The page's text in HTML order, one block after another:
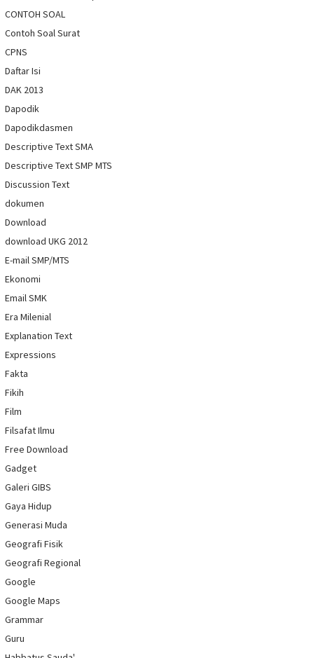
CONTOH SOAL
Contoh Soal Surat
CPNS
Daftar Isi
DAK 2013
Dapodik
Dapodikdasmen
Descriptive Text SMA
Descriptive Text SMP MTS
Discussion Text
dokumen
Download
download UKG 2012
E-mail SMP/MTS
Ekonomi
Email SMK
Era Milenial
Explanation Text
Expressions
Fakta
Fikih
Film
Filsafat Ilmu
Free Download
Gadget
Galeri GIBS
Gaya Hidup
Generasi Muda
Geografi Fisik
Geografi Regional
Google
Google Maps
Grammar
Guru